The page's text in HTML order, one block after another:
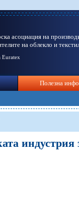
асоциация на
на облекло и
Euratex
Полезна
индустрия